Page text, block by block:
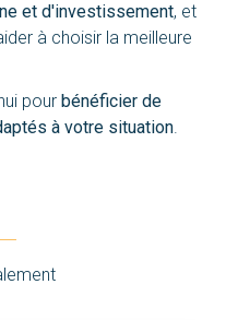
et d'investissement, et
à choisir la meilleure
pour bénéficier de
à votre situation.